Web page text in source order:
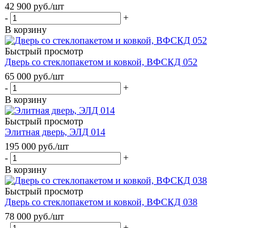
42 900 руб./шт
-
+
В корзину
Быстрый просмотр
Дверь со стеклопакетом и ковкой, ВФСКД 052
65 000 руб./шт
-
+
В корзину
Быстрый просмотр
Элитная дверь, ЭЛД 014
195 000 руб./шт
-
+
В корзину
Быстрый просмотр
Дверь со стеклопакетом и ковкой, ВФСКД 038
78 000 руб./шт